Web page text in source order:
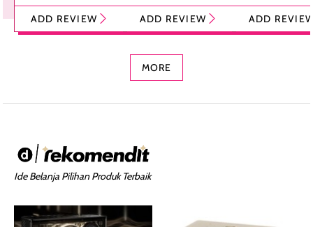
Tint Stick,
Foundation dan
ADD REVIEW
Pelembap Bibir
dengan Aroma
ADD REVIEW
Cream Glossy
Ringan
ADD
MORE
Ide Belanja Pilihan Produk Terbaik